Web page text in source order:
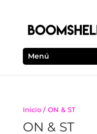
Menú
Inicio/ ON & ST
ON & ST